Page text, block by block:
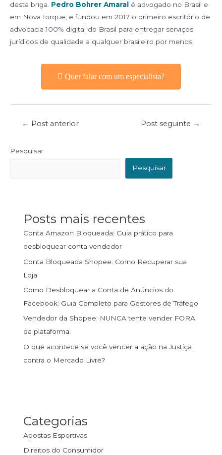
desta briga. Pedro Bohrer Amaral é advogado no Brasil e
em Nova Iorque, e fundou em 2017 o primeiro escritório de
advocacia 100% digital do Brasil para entregar serviços
jurídicos de qualidade a qualquer brasileiro por menos.
Quer falar com um especialista?
← Post anterior Post seguinte →
Pesquisar
Pesquisar
Posts mais recentes
Conta Amazon Bloqueada: Guia prático para
desbloquear conta vendedor
Conta Bloqueada Shopee: Como Recuperar sua
Loja
Como Desbloquear a Conta de Anúncios do
Facebook: Guia Completo para Gestores de Tráfego
Vendedor da Shopee: NUNCA tente vender FORA
da plataforma.
O que acontece se você vencer a ação na Justiça
contra o Mercado Livre?
Categorias
Apostas Esportivas
Direitos do Consumidor